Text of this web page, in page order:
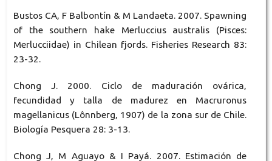
Bustos CA, F Balbontín & M Landaeta. 2007. Spawning
of the southern hake Merluccius australis (Pisces:
Merlucciidae) in Chilean fjords. Fisheries Research 83:
23-32.
Chong J. 2000. Ciclo de maduración ovárica,
fecundidad y talla de madurez en Macruronus
magellanicus (Lônnberg, 1907) de la zona sur de Chile.
Biología Pesquera 28: 3-13.
Chong J, M Aguayo & I Payá. 2007. Estimación de